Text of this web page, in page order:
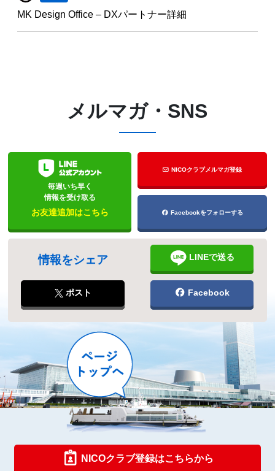
MK Design Office – DXパートナー詳細
メルマガ・SNS
毎週いち早く
情報を受け取る
お友達追加はこちら
NICOクラブメルマガ登録
Facebookをフォローする
情報をシェア LINEで送る
ポスト Facebook
NICOクラブ登録はこちらから